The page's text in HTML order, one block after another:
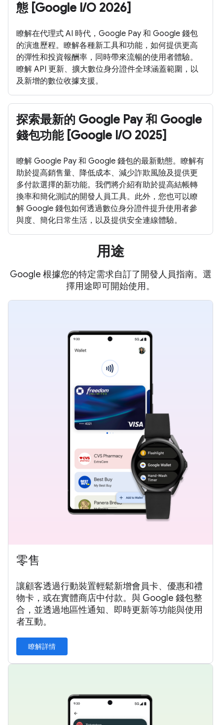
態 [Google I/O 2026]
瞭解在代理式 AI 時代，Google Pay 和 Google 錢包
的演進歷程。瞭解各種新工具和功能，如何提供更高
的彈性和投資報酬率，同時帶來流暢的使用者體驗。
瞭解 API 更新、擴大數位身分證件全球涵蓋範圍，以
及新增的數位收據支援。
探索最新的 Google Pay 和 Google
錢包功能 [Google I/O 2025]
瞭解 Google Pay 和 Google 錢包的最新動態。瞭解有
助於提高銷售量、降低成本、減少詐欺風險及提供更
多付款選擇的新功能。我們將介紹有助於提高結帳轉
換率和簡化測試的開發人員工具。此外，您也可以瞭
解 Google 錢包如何透過數位身分證件提升使用者參
與度、簡化日常生活，以及提供安全連線體驗。
用途
Google 根據您的特定需求自訂了開發人員指南。選
擇用途即可開始使用。
零售
讓顧客透過行動裝置輕鬆新增會員卡、優惠和禮
物卡，或在實體商店中付款。與 Google 錢包整
合，並透過地區性通知、即時更新等功能與使用
者互動。
瞭解詳情